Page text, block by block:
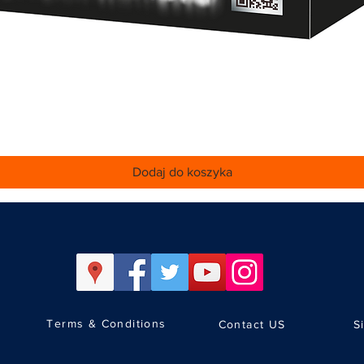
Dodaj do koszyka
Terms & Conditions Contact US